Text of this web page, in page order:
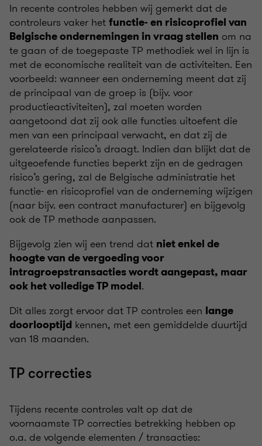
In recente controles hebben wij gemerkt dat de
controleurs vaker het functie- en risicoprofiel van
Belgische ondernemingen in vraag stellen om na
te gaan of de toegepaste TP methodiek wel in lijn is
met de economische realiteit van de activiteiten. Een
voorbeeld: wanneer een onderneming meent dat zij
de principaal van de groep is (bijv. voor
productieactiviteiten), zal moeten worden
aangetoond dat zij ook alle functies uitoefent die
men van een principaal verwacht, en dat zij de
gerelateerde risico’s draagt. Indien dan blijkt dat de
uitgeoefende functies beperkt zijn en de gedragen
risico’s gering, zal de Belgische administratie het
functie- en risicoprofiel van de onderneming wijzigen
(naar bijv. een contract manufacturer) en bijgevolg
ook de TP methode aanpassen.
Bijgevolg zien wij een trend dat niet enkel de
hoogte van de vergoeding voor
intragroepstransacties wordt aangepast, maar
ook het volledige TP model.
Dit alles zorgt ervoor dat TP controles een lange
doorlooptijd kennen, met een gemiddelde duurtijd
van 18 maanden.
TP correcties
Tijdens recente controles valt op dat de
voornaamste TP correcties betrekking hebben op
o.a. de volgende elementen / transacties: